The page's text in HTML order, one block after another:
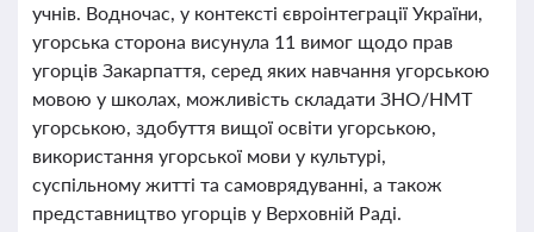
учнів. Водночас, у контексті євроінтеграції України,
угорська сторона висунула 11 вимог щодо прав
угорців Закарпаття, серед яких навчання угорською
мовою у школах, можливість складати ЗНО/НМТ
угорською, здобуття вищої освіти угорською,
використання угорської мови у культурі,
суспільному житті та самоврядуванні, а також
представництво угорців у Верховній Раді.